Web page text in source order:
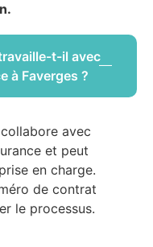
t-il avec
à Faverges ?
collabore avec
et peut
en charge.
de contrat
le processus.